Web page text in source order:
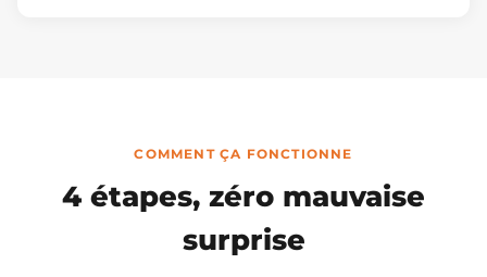
COMMENT ÇA FONCTIONNE
4 étapes, zéro mauvaise
surprise